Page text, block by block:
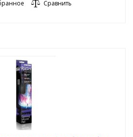
Сравнить